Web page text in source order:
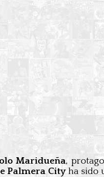
Maridueña,
Palmera City ha sido